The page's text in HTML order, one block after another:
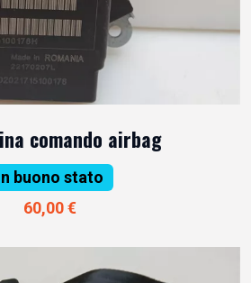
comando airbag
buono stato
60,00 €